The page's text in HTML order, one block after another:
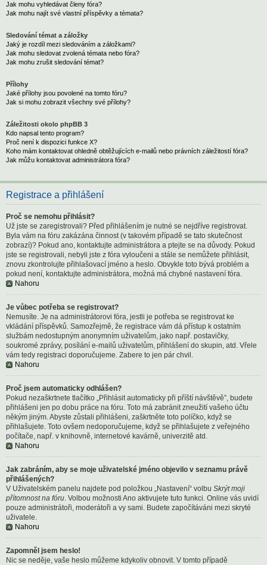
Jak mohu vyhledávat členy fóra?
Jak mohu najít své vlastní příspěvky a témata?
Sledování témat a záložky
Jaký je rozdíl mezi sledováním a záložkami?
Jak mohu sledovat zvolená témata nebo fóra?
Jak mohu zrušit sledování témat?
Přílohy
Jaké přílohy jsou povolené na tomto fóru?
Jak si mohu zobrazit všechny své přílohy?
Záležitosti okolo phpBB 3
Kdo napsal tento program?
Proč není k dispozici funkce X?
Koho mám kontaktovat ohledně obtěžujících e-mailů nebo právních záležitostí fóra?
Jak můžu kontaktovat administrátora fóra?
Registrace a přihlášení
Proč se nemohu přihlásit?
Už jste se zaregistrovali? Před přihlášením je nutné se nejdříve registrovat.
Byla vám na fóru zakázána činnost (v takovém případě se tato skutečnost
zobrazí)? Pokud ano, kontaktujte administrátora a ptejte se na důvody. Pokud
jste se registrovali, nebyli jste z fóra vyloučeni a stále se nemůžete přihlásit,
znovu zkontrolujte přihlašovací jméno a heslo. Obvykle toto bývá problém a
pokud není, kontaktujte administrátora, možná má chybné nastavení fóra.
Nahoru
Je vůbec potřeba se registrovat?
Nemusíte. Je na administrátorovi fóra, jestli je potřeba se registrovat ke
vkládání příspěvků. Samozřejmě, že registrace vám dá přístup k ostatním
službám nedostupným anonymním uživatelům, jako např. postavičky,
soukromé zprávy, posílání e-mailů uživatelům, přihlášení do skupin, atd. Vřele
vám tedy registraci doporučujeme. Zabere to jen pár chvil.
Nahoru
Proč jsem automaticky odhlášen?
Pokud nezaškrtnete tlačítko „Přihlásit automaticky při příští návštěvě”, budete
přihlášeni jen po dobu práce na fóru. Toto má zabránit zneužití vašeho účtu
někým jiným. Abyste zůstali přihlášeni, zaškrtněte toto políčko, když se
přihlašujete. Toto ovšem nedoporučujeme, když se přihlašujete z veřejného
počítače, např. v knihovně, internetové kavárně, univerzitě atd.
Nahoru
Jak zabráním, aby se moje uživatelské jméno objevilo v seznamu právě
přihlášených?
V Uživatelském panelu najdete pod položkou „Nastavení“ volbu Skrýt moji
přítomnost na fóru. Volbou možnosti Ano aktivujete tuto funkci. Online vás uvidí
pouze administrátoři, moderátoři a vy sami. Budete započítáváni mezi skryté
uživatele.
Nahoru
Zapomněl jsem heslo!
Nic se neděje, vaše heslo můžeme kdykoliv obnovit. V tomto případě